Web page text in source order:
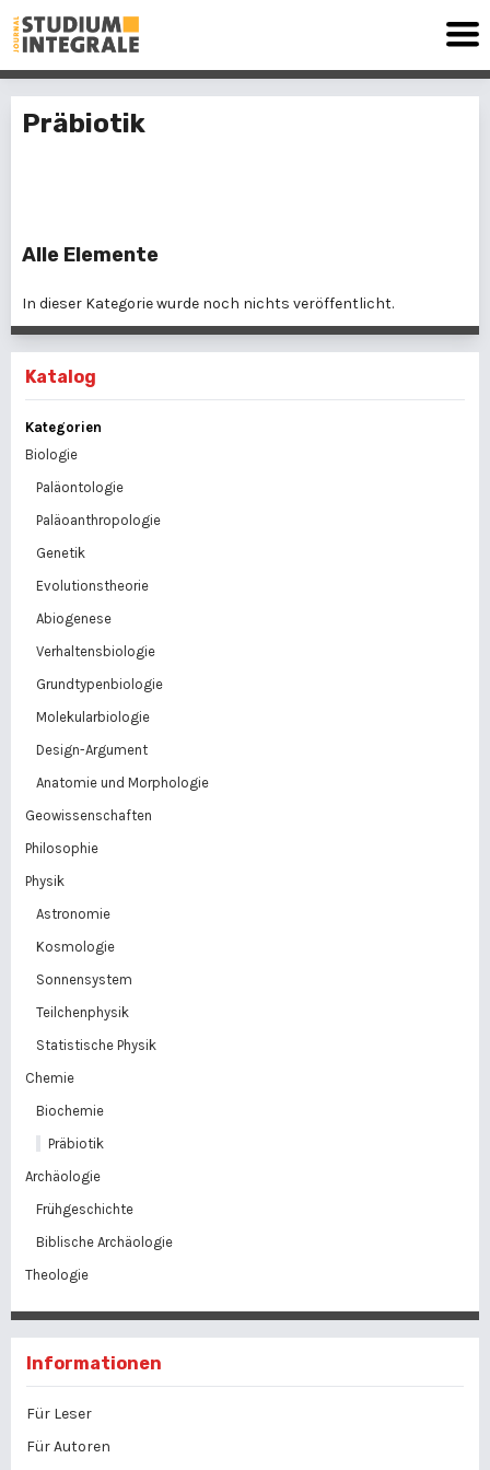
Präbiotik
Alle Elemente
In dieser Kategorie wurde noch nichts veröffentlicht.
Katalog
Kategorien
Biologie
Paläontologie
Paläoanthropologie
Genetik
Evolutionstheorie
Abiogenese
Verhaltensbiologie
Grundtypenbiologie
Molekularbiologie
Design-Argument
Anatomie und Morphologie
Geowissenschaften
Philosophie
Physik
Astronomie
Kosmologie
Sonnensystem
Teilchenphysik
Statistische Physik
Chemie
Biochemie
Präbiotik
Archäologie
Frühgeschichte
Biblische Archäologie
Theologie
Informationen
Für Leser
Für Autoren